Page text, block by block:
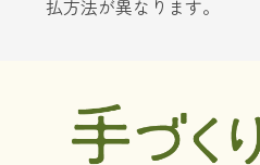
払方法が異なります。